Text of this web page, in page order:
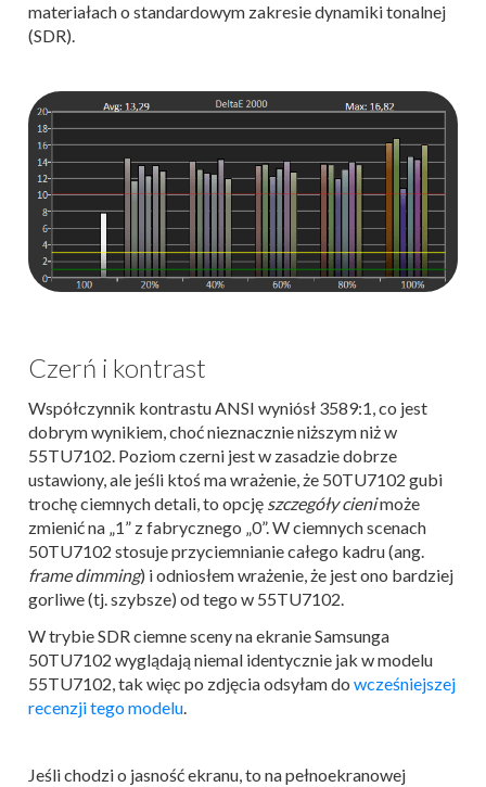
materiałach o standardowym zakresie dynamiki tonalnej
(SDR).
Czerń i kontrast
Współczynnik kontrastu ANSI wyniósł 3589:1, co jest
dobrym wynikiem, choć nieznacznie niższym niż w
55TU7102. Poziom czerni jest w zasadzie dobrze
ustawiony, ale jeśli ktoś ma wrażenie, że 50TU7102 gubi
trochę ciemnych detali, to opcję szczegóły cienimoże
zmienić na „1” z fabrycznego „0”. W ciemnych scenach
50TU7102 stosuje przyciemnianie całego kadru (ang.
frame dimming) i odniosłem wrażenie, że jest ono bardziej
gorliwe (tj. szybsze) od tego w 55TU7102.
W trybie SDR ciemne sceny na ekranie Samsunga
50TU7102 wyglądają niemal identycznie jak w modelu
55TU7102, tak więc po zdjęcia odsyłam do wcześniejszej
recenzji tego modelu.
Jeśli chodzi o jasność ekranu, to na pełnoekranowej